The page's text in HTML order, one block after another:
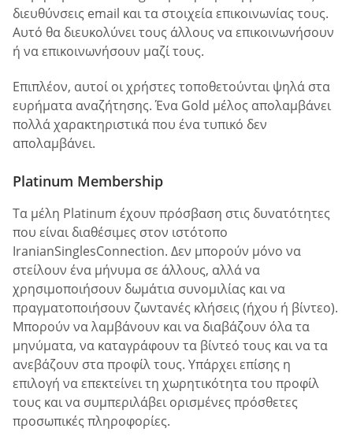
διευθύνσεις email και τα στοιχεία επικοινωνίας τους.
Αυτό θα διευκολύνει τους άλλους να επικοινωνήσουν
ή να επικοινωνήσουν μαζί τους.
Επιπλέον, αυτοί οι χρήστες τοποθετούνται ψηλά στα
ευρήματα αναζήτησης. Ένα Gold μέλος απολαμβάνει
πολλά χαρακτηριστικά που ένα τυπικό δεν
απολαμβάνει.
Platinum Membership
Τα μέλη Platinum έχουν πρόσβαση στις δυνατότητες
που είναι διαθέσιμες στον ιστότοπο
IranianSinglesConnection. Δεν μπορούν μόνο να
στείλουν ένα μήνυμα σε άλλους, αλλά να
χρησιμοποιήσουν δωμάτια συνομιλίας και να
πραγματοποιήσουν ζωντανές κλήσεις (ήχου ή βίντεο).
Μπορούν να λαμβάνουν και να διαβάζουν όλα τα
μηνύματα, να καταγράφουν τα βίντεό τους και να τα
ανεβάζουν στα προφίλ τους. Υπάρχει επίσης η
επιλογή να επεκτείνει τη χωρητικότητα του προφίλ
τους και να συμπεριλάβει ορισμένες πρόσθετες
προσωπικές πληροφορίες.